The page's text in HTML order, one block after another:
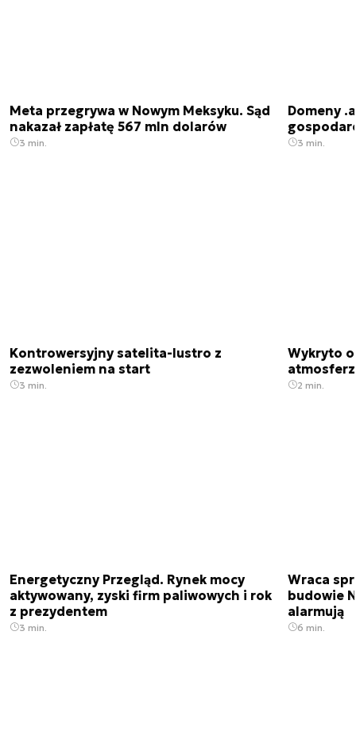
Meta przegrywa w Nowym Meksyku. Sąd
nakazał zapłatę 567 mln dolarów
3 min.
Domeny
3 min.
Kontrowersyjny satelita-lustro z
zezwoleniem na start
3 min.
Wykryto
2 min.
Energetyczny Przegląd. Rynek mocy
aktywowany, zyski firm paliwowych i rok
z prezydentem
3 min.
Wraca
budowie
alarmują
6 min.